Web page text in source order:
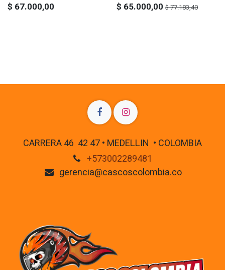
$ 67.000,00 $ 65.000,00 $77.183,40
CARRERA 46 42 47 • MEDELLIN • COLOMBIA
+573002289481
gerencia@cascoscolombia.co